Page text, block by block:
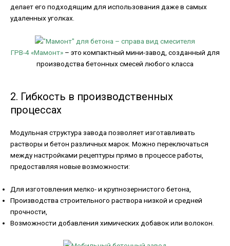
делает его подходящим для использования даже в самых
удаленных уголках.
ГРВ-4 «Мамонт»– это компактный мини-завод, созданный для
производства бетонных смесей любого класса
2. Гибкость в производственных
процессах
Модульная структура завода позволяет изготавливать
растворы и бетон различных марок. Можно переключаться
между настройками рецептуры прямо в процессе работы,
предоставляя новые возможности:
Для изготовления мелко- и крупнозернистого бетона,
Производства строительного раствора низкой и средней
прочности,
Возможности добавления химических добавок или волокон.